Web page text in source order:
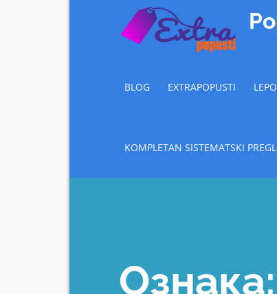
BLOG EXTRAPOPUSTI
KOMPLETAN SISTEMATSKI
Ознака: